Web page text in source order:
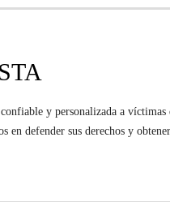
y personalizada a
en defender sus derechos y